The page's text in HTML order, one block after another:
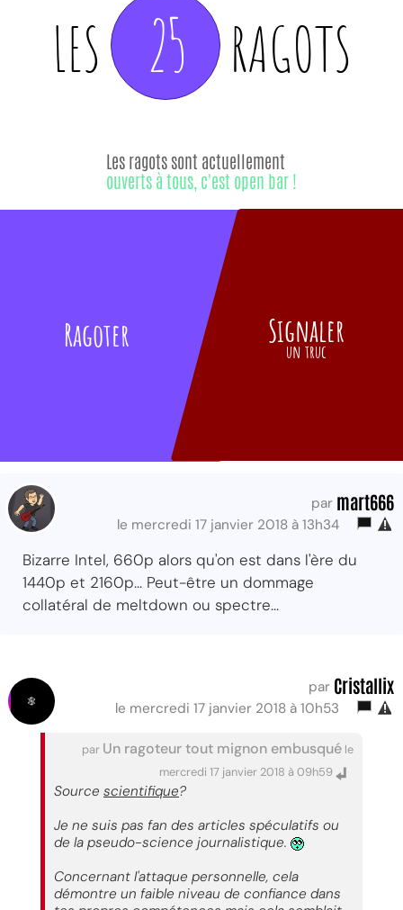
LES 25 RAGOTS
Ragoter
Les ragots sont actuellement
ouverts à tous, c'est open bar !
Signaler
un truc
par mart666
le mercredi 17 janvier 2018 à 13h34
Bizarre Intel, 660p alors qu'on est dans l'ère du
1440p et 2160p... Peut-être un dommage
collatéral de meltdown ou spectre...
par Cristallix
le mercredi 17 janvier 2018 à 10h53
par Un ragoteur tout mignon embusqué le
mercredi 17 janvier 2018 à 09h59
Source scientifique?
Je ne suis pas fan des articles spéculatifs ou
de la pseudo-science journalistique.
Concernant l'attaque personnelle, cela
démontre un faible niveau de confiance dans